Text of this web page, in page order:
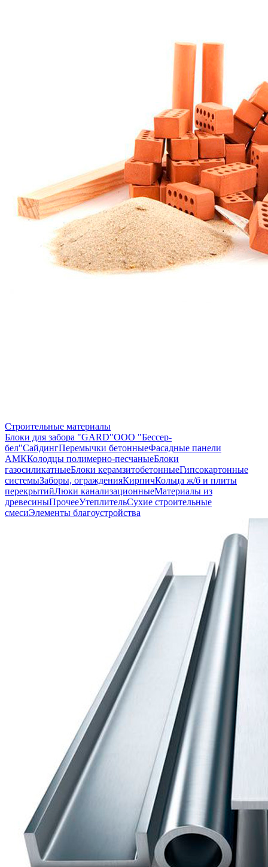
Строительные материалы
Блоки для забора "GARD"ООО "Бессер-
бел"СайдингПеремычки бетонныеФасадные панели
АМККолодцы полимерно-песчаныеБлоки
газосиликатныеБлоки керамзитобетонныеГипсокартонные
системыЗаборы, огражденияКирпичКольца ж/б и плиты
перекрытийЛюки канализационныеМатериалы из
древесиныПрочееУтеплительСухие строительные
смесиЭлементы благоустройства